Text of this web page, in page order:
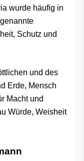
wurde häufig in
Schutz und
und des
Erde, Mensch
Macht und
Würde, Weisheit